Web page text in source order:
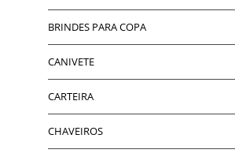
BRINDES PARA COPA
CANIVETE
CARTEIRA
CHAVEIROS